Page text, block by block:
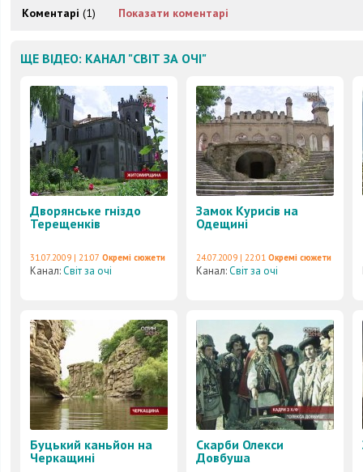
Коментарі (1) Показати коментарі
ЩЕ ВІДЕО: КАНАЛ "СВІТ ЗА ОЧІ"
Дворянське гніздо
Терещенків
31.07.2009 | 21:07 Окремі сюжети
Канал:Світ за очі
Замок Курисів на
Одещині
24.07.2009 | 22:01 Окремі сюжети
Канал:Світ за очі
Буцький каньйон на
Черкащині
Скарби Олекси
Довбуша